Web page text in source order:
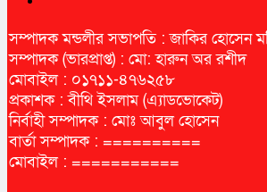
সম্পাদক মন্ডলীর সভাপতি : জাকির হোসেন
সম্পাদক (ভারপ্রাপ্ত) : মো: হারুন অর রশীদ
মোবাইল : ০১৭১১-৪৭৬২৫৮
প্রকাশক : বীথি ইসলাম (এ্যাডভোকেট)
নির্বাহী সম্পাদক : মোঃ আবুল হোসেন
বার্তা সম্পাদক : ==========
মোবাইল : ===========